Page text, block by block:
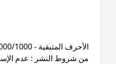
المتبقية - 1000/1000
شروط النشر : عدم الإساءة